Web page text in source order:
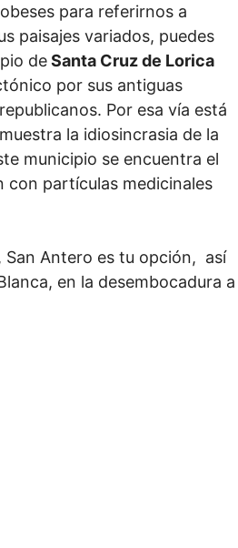
para referirnos a
paisajes variados, puedes
deSanta Cruz de Lorica
por sus antiguas
Por esa vía está
la idiosincrasia de la
municipio se encuentra el
con partículas medicinales
San Antero es tu opción, así
en la desembocadura a